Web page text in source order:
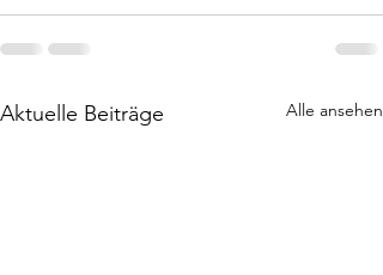
Aktuelle Beiträge Alle ansehen